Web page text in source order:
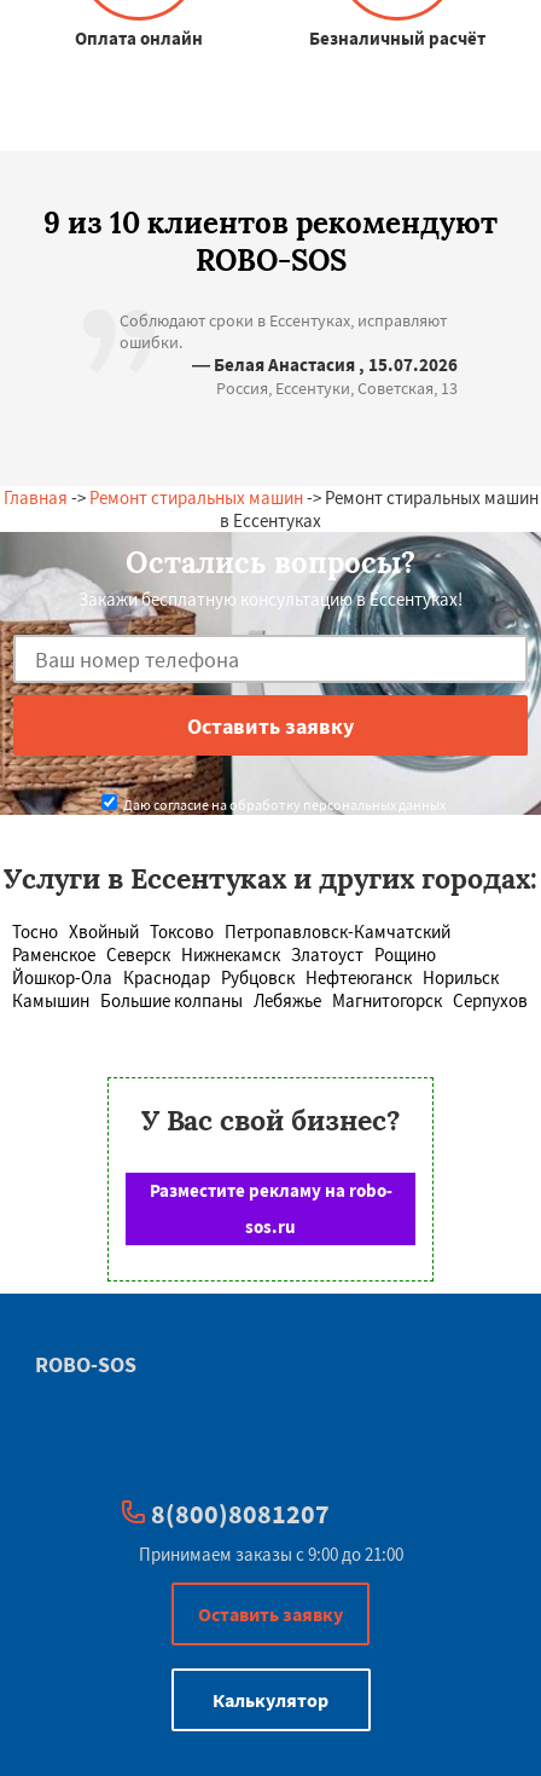
Оплата онлайн Безналичный расчёт
9 из 10 клиентов рекомендуют
ROBO-SOS
Соблюдают сроки в Ессентуках, исправляют
ошибки.
— Белая Анастасия , 15.07.2026
Россия, Ессентуки, Советская, 13
Главная -> Ремонт стиральных машин-> Ремонт стиральных машин
в Ессентуках
Остались вопросы?
Закажи бесплатную консультацию в Ессентуках!
Даю согласие на обработку персональных данных
Услуги в Ессентуках и других городах:
Тосно Хвойный Токсово Петропавловск-Камчатский
Раменское Северск Нижнекамск Златоуст Рощино
Йошкор-Ола Краснодар Рубцовск Нефтеюганск Норильск
Камышин Большие колпаны Лебяжье Магнитогорск Серпухов
У Вас свой бизнес?
Разместите рекламу на robo-
sos.ru
ROBO-SOS
8(800)8081207
Принимаем заказы с 9:00 до 21:00
Оставить заявку
Калькулятор